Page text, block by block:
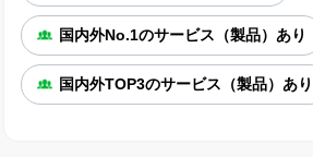
国内外No.1のサービス（製品）あり
国内外TOP3のサービス（製品）あり